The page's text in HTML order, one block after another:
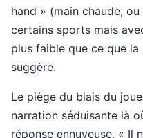
hand » (main chaude,
certains sports mais
plus faible que ce que
suggère.
Le piège du biais du
narration séduisante là
réponse ennuyeuse. « Il